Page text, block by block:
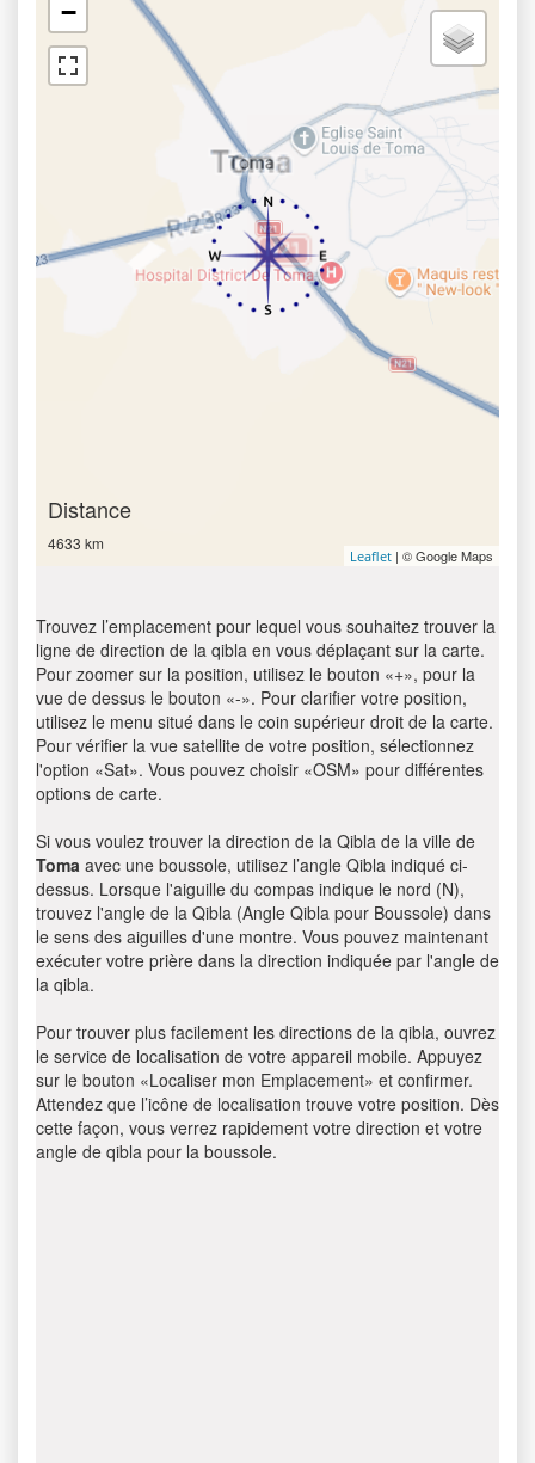
−
Distance
4633 km
Leaflet | © Google Maps
Trouvez l’emplacement pour lequel vous souhaitez trouver la
ligne de direction de la qibla en vous déplaçant sur la carte.
Pour zoomer sur la position, utilisez le bouton «+», pour la
vue de dessus le bouton «-». Pour clarifier votre position,
utilisez le menu situé dans le coin supérieur droit de la carte.
Pour vérifier la vue satellite de votre position, sélectionnez
l'option «Sat». Vous pouvez choisir «OSM» pour différentes
options de carte.
Si vous voulez trouver la direction de la Qibla de la ville de
Toma avec une boussole, utilisez l’angle Qibla indiqué ci-
dessus. Lorsque l'aiguille du compas indique le nord (N),
trouvez l'angle de la Qibla (Angle Qibla pour Boussole) dans
le sens des aiguilles d'une montre. Vous pouvez maintenant
exécuter votre prière dans la direction indiquée par l'angle de
la qibla.
Pour trouver plus facilement les directions de la qibla, ouvrez
le service de localisation de votre appareil mobile. Appuyez
sur le bouton «Localiser mon Emplacement» et confirmer.
Attendez que l’icône de localisation trouve votre position. Dès
cette façon, vous verrez rapidement votre direction et votre
angle de qibla pour la boussole.